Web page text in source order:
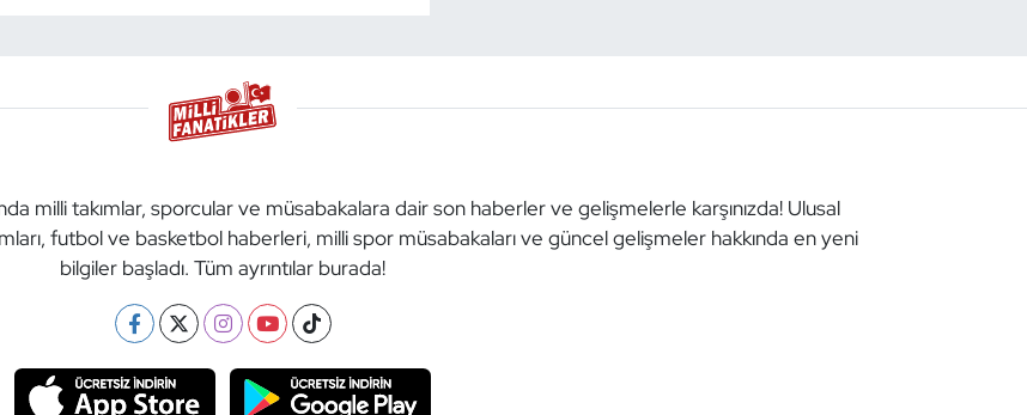
milli takımlar, sporcular ve müsabakalara dair son haberler ve gelişmelerle karşınızda! Ulusal
futbol ve basketbol haberleri, milli spor müsabakaları ve güncel gelişmeler hakkında en yeni
bilgiler başladı. Tüm ayrıntılar burada!